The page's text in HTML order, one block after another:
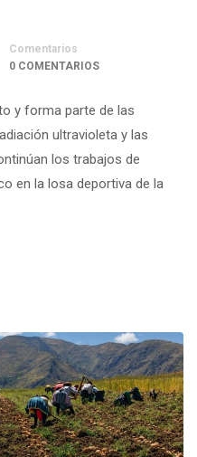
Comentarios
0 COMENTARIOS
y forma parte de las
ultravioleta y las
los trabajos de
en la losa deportiva de la